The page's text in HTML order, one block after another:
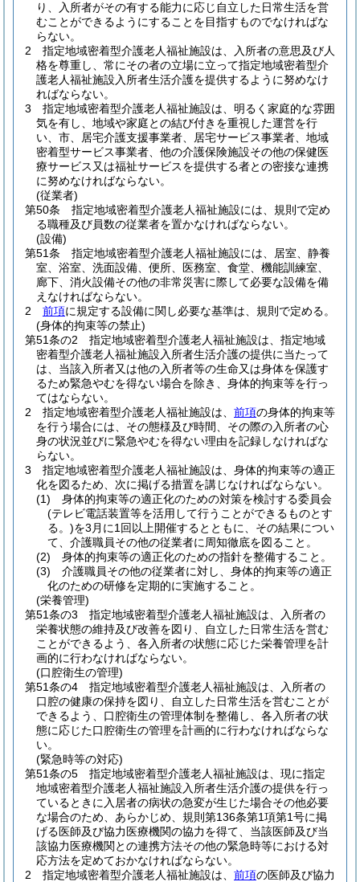
り、入所者がその有する能力に応じ自立した日常生活を営
むことができるようにすることを目指すものでなければな
らない。
2
指定地域密着型介護老人福祉施設は、入所者の意思及び人
格を尊重し、常にその者の立場に立って指定地域密着型介
護老人福祉施設入所者生活介護を提供するように努めなけ
ればならない。
3
指定地域密着型介護老人福祉施設は、明るく家庭的な雰囲
気を有し、地域や家庭との結び付きを重視した運営を行
い、市、居宅介護支援事業者、居宅サービス事業者、地域
密着型サービス事業者、他の介護保険施設その他の保健医
療サービス又は福祉サービスを提供する者との密接な連携
に努めなければならない。
(従業者)
第50条
指定地域密着型介護老人福祉施設には、規則で定め
る職種及び員数の従業者を置かなければならない。
(設備)
第51条
指定地域密着型介護老人福祉施設には、居室、静養
室、浴室、洗面設備、便所、医務室、食堂、機能訓練室、
廊下、消火設備その他の非常災害に際して必要な設備を備
えなければならない。
2
前項に規定する設備に関し必要な基準は、規則で定める。
(身体的拘束等の禁止)
第51条の2
指定地域密着型介護老人福祉施設は、指定地域
密着型介護老人福祉施設入所者生活介護の提供に当たって
は、当該入所者又は他の入所者等の生命又は身体を保護す
るため緊急やむを得ない場合を除き、身体的拘束等を行っ
てはならない。
2
指定地域密着型介護老人福祉施設は、 前項の身体的拘束等
を行う場合には、その態様及び時間、その際の入所者の心
身の状況並びに緊急やむを得ない理由を記録しなければな
らない。
3
指定地域密着型介護老人福祉施設は、身体的拘束等の適正
化を図るため、次に掲げる措置を講じなければならない。
(1)
身体的拘束等の適正化のための対策を検討する委員会
(テレビ電話装置等を活用して行うことができるものとす
る。)を3月に1回以上開催するとともに、その結果につい
て、介護職員その他の従業者に周知徹底を図ること。
(2)
身体的拘束等の適正化のための指針を整備すること。
(3)
介護職員その他の従業者に対し、身体的拘束等の適正
化のための研修を定期的に実施すること。
(栄養管理)
第51条の3
指定地域密着型介護老人福祉施設は、入所者の
栄養状態の維持及び改善を図り、自立した日常生活を営む
ことができるよう、各入所者の状態に応じた栄養管理を計
画的に行わなければならない。
(口腔衛生の管理)
第51条の4
指定地域密着型介護老人福祉施設は、入所者の
口腔の健康の保持を図り、自立した日常生活を営むことが
できるよう、口腔衛生の管理体制を整備し、各入所者の状
態に応じた口腔衛生の管理を計画的に行わなければならな
い。
(緊急時等の対応)
第51条の5
指定地域密着型介護老人福祉施設は、現に指定
地域密着型介護老人福祉施設入所者生活介護の提供を行っ
ているときに入居者の病状の急変が生じた場合その他必要
な場合のため、あらかじめ、規則第136条第1項第1号に掲
げる医師及び協力医療機関の協力を得て、当該医師及び当
該協力医療機関との連携方法その他の緊急時等における対
応方法を定めておかなければならない。
2
指定地域密着型介護老人福祉施設は、 前項の医師及び協力